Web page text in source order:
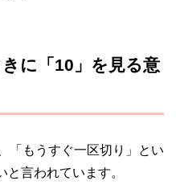
に「10」を見る意
「もうすぐ一区切り」とい
と言われています。